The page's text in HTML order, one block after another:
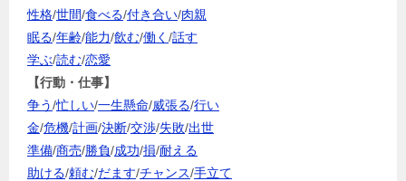
性格/世間/食べる/付き合い/肉親
眠る/年齢/能力/飲む/働く /話す
学ぶ/読む/恋愛
【行動・仕事】
争う/忙しい/一生懸命/威張る/行い
金/危機/計画/決断/交渉/失敗/出世
準備/商売/勝負/成功/損/耐える
助ける/頼む/だます/チャンス/手立て